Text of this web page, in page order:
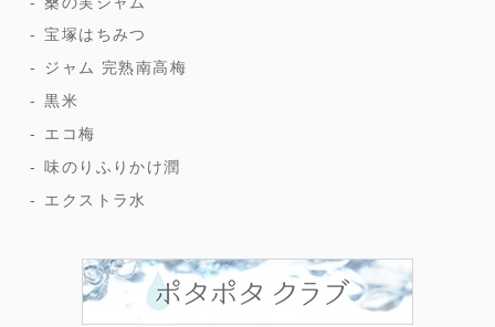
宝塚はちみつ
ジャム 完熟南高梅
黒米
エコ梅
味のりふりかけ潤
エクストラ水